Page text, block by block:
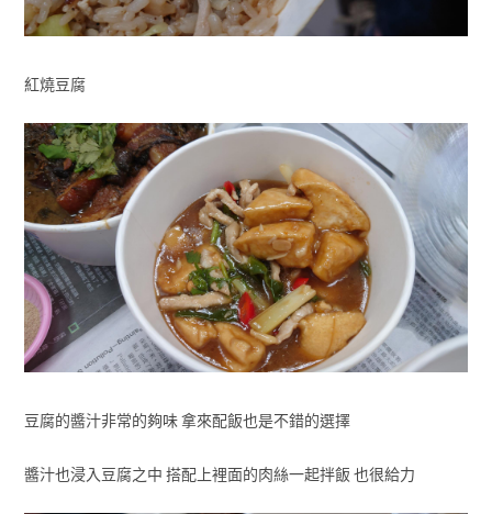
紅燒豆腐
豆腐的醬汁非常的夠味 拿來配飯也是不錯的選擇
醬汁也浸入豆腐之中 搭配上裡面的肉絲一起拌飯 也很給力